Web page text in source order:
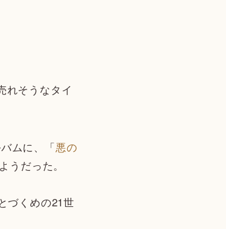
れそうなタイ
ムに、「悪の
だった。
づくめの21世